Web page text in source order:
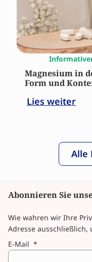
Magnesium in
Form und
Lies weiter
Alle
Abonnieren Sie
E-Mail *
Wie wahren wir Ihre
Adresse ausschließlich,